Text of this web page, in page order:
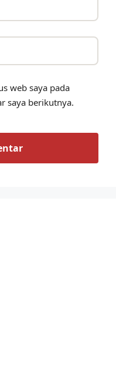
web saya pada
saya berikutnya.